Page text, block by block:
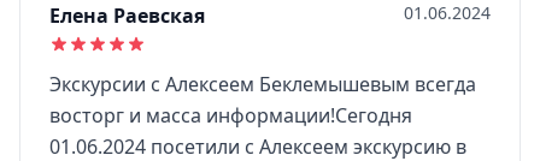
Елена Раевская 01.06.2024
Экскурсии с Алексеем Беклемышевым всегда
восторг и масса информации!Сегодня
01.06.2024 посетили с Алексеем экскурсию в